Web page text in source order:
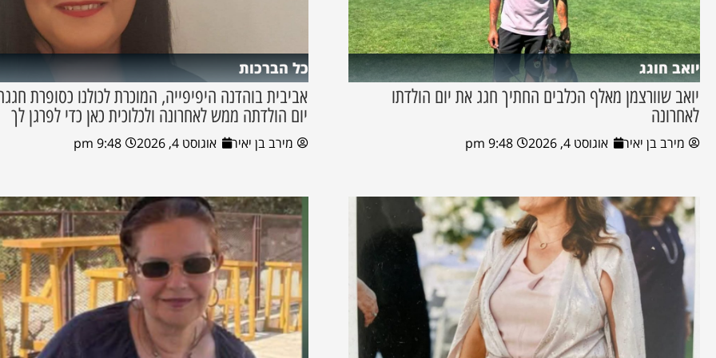
יואב חוגג
יואב שוורצמן מאלף הכלבים החתיך חגג את יום הולדתו
לאחרונה
מירב בן יאיר אוגוסט 4, 2026 9:48 pm
כל הברכות
אביבית בוהדנה היפיפייה, המוכרת לכולנו כסופרת
יום הולדתה ממש לאחרונה ולכלוכית כאן כדי לפרגן לך
מירב בן יאיר אוגוסט 4, 2026 9:48 pm